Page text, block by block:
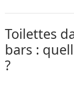
Toilettes
bars :
?